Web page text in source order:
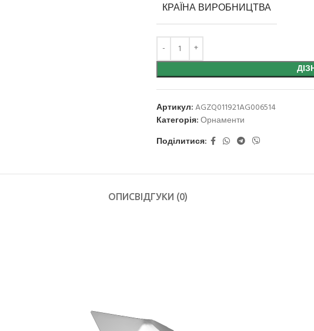
КРАЇНА ВИРОБНИЦТВА
Артикул:AGZQ011921AG006514
Категорія:Орнаменти
Поділитися:
ОПИСВІДГУКИ (0)